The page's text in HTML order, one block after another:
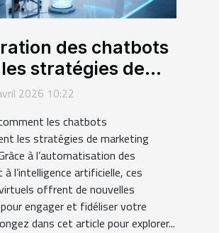
des chatbots
stratégies de
numérique
2026 10:22
les chatbots
les stratégies de marketing
à l’automatisation des
l’intelligence artificielle, ces
offrent de nouvelles
engager et fidéliser votre
dans cet article pour explorer...